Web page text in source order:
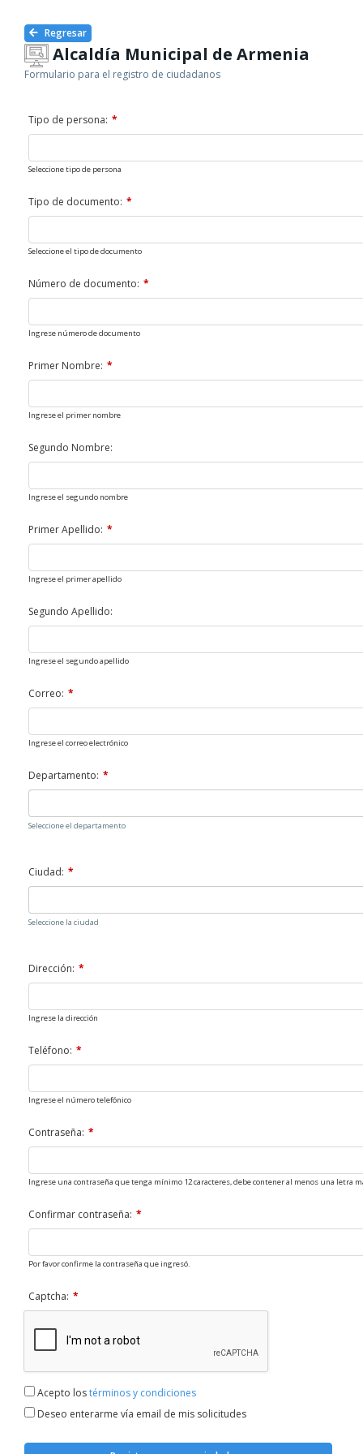
Regresar
Alcaldía Municipal de Armenia
Formulario para el registro de ciudadanos
Tipo de persona:
Seleccione tipo de persona
Tipo de documento:
Seleccione el tipo de documento
Número de documento:
Ingrese número de documento
Primer Nombre:
Ingrese el primer nombre
Segundo Nombre:
Ingrese el segundo nombre
Primer Apellido:
Ingrese el primer apellido
Segundo Apellido:
Ingrese el segundo apellido
Correo:
Ingrese el correo electrónico
Departamento:
Seleccione el departamento
Ciudad:
Seleccione la ciudad
Dirección:
Ingrese la dirección
Teléfono:
Ingrese el número telefónico
Contraseña:
Ingrese una contraseña que tenga mínimo 12 caracteres, debe contener al menos una letra
Confirmar contraseña:
Por favor confirme la contraseña que ingresó.
Captcha:
Acepto lostérminos y condiciones
Deseo enterarme vía email de mis solicitudes